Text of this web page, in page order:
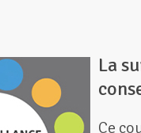
La
Ce